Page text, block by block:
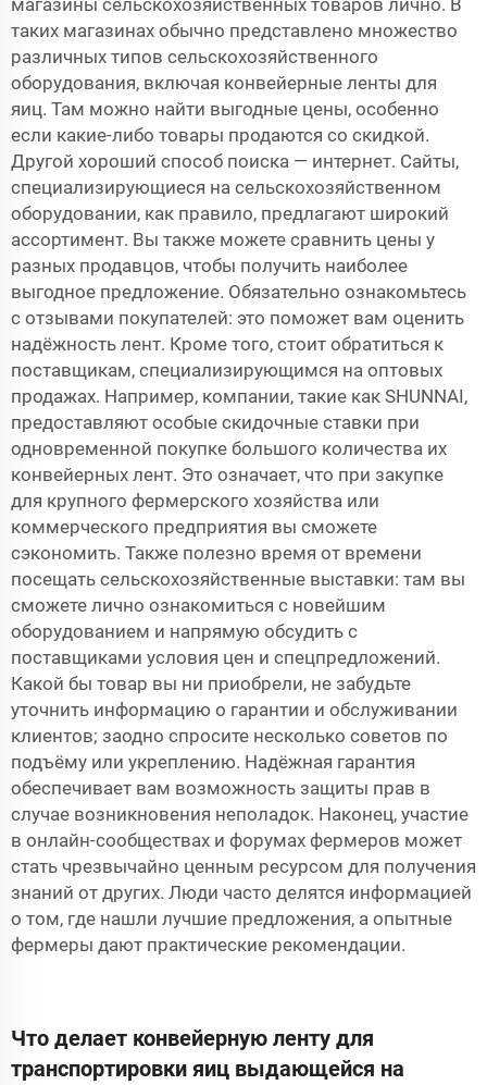
магазины сельскохозяйственных товаров лично. В
таких магазинах обычно представлено множество
различных типов сельскохозяйственного
оборудования, включая конвейерные ленты для
яиц. Там можно найти выгодные цены, особенно
если какие-либо товары продаются со скидкой.
Другой хороший способ поиска — интернет. Сайты,
специализирующиеся на сельскохозяйственном
оборудовании, как правило, предлагают широкий
ассортимент. Вы также можете сравнить цены у
разных продавцов, чтобы получить наиболее
выгодное предложение. Обязательно ознакомьтесь
с отзывами покупателей: это поможет вам оценить
надёжность лент. Кроме того, стоит обратиться к
поставщикам, специализирующимся на оптовых
продажах. Например, компании, такие как SHUNNAI,
предоставляют особые скидочные ставки при
одновременной покупке большого количества их
конвейерных лент. Это означает, что при закупке
для крупного фермерского хозяйства или
коммерческого предприятия вы сможете
сэкономить. Также полезно время от времени
посещать сельскохозяйственные выставки: там вы
сможете лично ознакомиться с новейшим
оборудованием и напрямую обсудить с
поставщиками условия цен и спецпредложений.
Какой бы товар вы ни приобрели, не забудьте
уточнить информацию о гарантии и обслуживании
клиентов; заодно спросите несколько советов по
подъёму или укреплению. Надёжная гарантия
обеспечивает вам возможность защиты прав в
случае возникновения неполадок. Наконец, участие
в онлайн-сообществах и форумах фермеров может
стать чрезвычайно ценным ресурсом для получения
знаний от других. Люди часто делятся информацией
о том, где нашли лучшие предложения, а опытные
фермеры дают практические рекомендации.
Что делает конвейерную ленту для
транспортировки яиц выдающейся на